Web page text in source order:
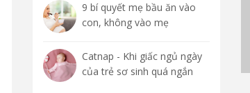
9 bí quyết mẹ bầu ăn vào
con, không vào mẹ
Catnap - Khi giấc ngủ ngày
của trẻ sơ sinh quá ngắn